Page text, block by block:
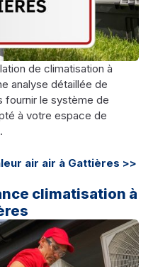
de climatisation à
analyse détaillée de
fournir le système de
à votre espace de
air air à Gattières >>
climatisation à